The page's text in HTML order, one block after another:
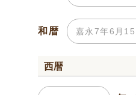
和暦
西暦